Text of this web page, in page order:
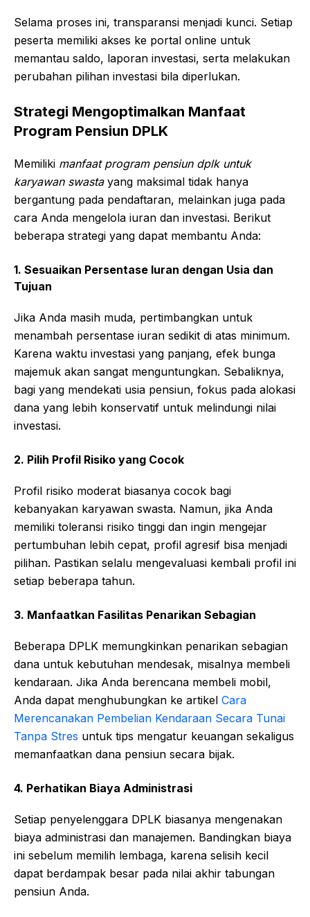
Selama proses ini, transparansi menjadi kunci. Setiap
peserta memiliki akses ke portal online untuk
memantau saldo, laporan investasi, serta melakukan
perubahan pilihan investasi bila diperlukan.
Strategi Mengoptimalkan Manfaat
Program Pensiun DPLK
Memiliki manfaat program pensiun dplk untuk
karyawan swastayang maksimal tidak hanya
bergantung pada pendaftaran, melainkan juga pada
cara Anda mengelola iuran dan investasi. Berikut
beberapa strategi yang dapat membantu Anda:
1. Sesuaikan Persentase Iuran dengan Usia dan
Tujuan
Jika Anda masih muda, pertimbangkan untuk
menambah persentase iuran sedikit di atas minimum.
Karena waktu investasi yang panjang, efek bunga
majemuk akan sangat menguntungkan. Sebaliknya,
bagi yang mendekati usia pensiun, fokus pada alokasi
dana yang lebih konservatif untuk melindungi nilai
investasi.
2. Pilih Profil Risiko yang Cocok
Profil risiko moderat biasanya cocok bagi
kebanyakan karyawan swasta. Namun, jika Anda
memiliki toleransi risiko tinggi dan ingin mengejar
pertumbuhan lebih cepat, profil agresif bisa menjadi
pilihan. Pastikan selalu mengevaluasi kembali profil ini
setiap beberapa tahun.
3. Manfaatkan Fasilitas Penarikan Sebagian
Beberapa DPLK memungkinkan penarikan sebagian
dana untuk kebutuhan mendesak, misalnya membeli
kendaraan. Jika Anda berencana membeli mobil,
Anda dapat menghubungkan ke artikel Cara
Merencanakan Pembelian Kendaraan Secara Tunai
Tanpa Stres untuk tips mengatur keuangan sekaligus
memanfaatkan dana pensiun secara bijak.
4. Perhatikan Biaya Administrasi
Setiap penyelenggara DPLK biasanya mengenakan
biaya administrasi dan manajemen. Bandingkan biaya
ini sebelum memilih lembaga, karena selisih kecil
dapat berdampak besar pada nilai akhir tabungan
pensiun Anda.